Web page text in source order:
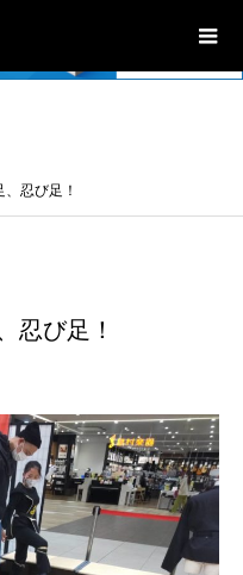
忍び足！
忍び足！